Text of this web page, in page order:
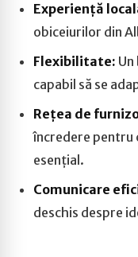
Experiență
obiceiurilor din
Flexibilitate:
capabil să se
Rețea de
încredere pentru
esențial.
Comunicare
deschis despre